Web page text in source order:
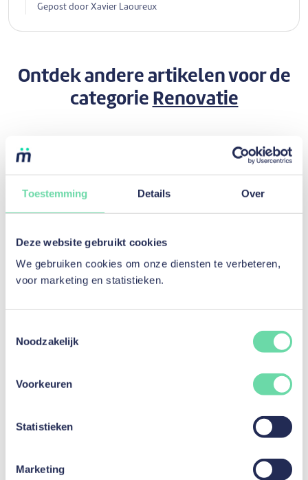
Toestemming Details Over
Deze website gebruikt cookies
We gebruiken cookies om onze diensten te verbeteren,
voor marketing en statistieken.
Noodzakelijk
Voorkeuren
Statistieken
Marketing
Gepost door Xavier Laoureux
Ontdek andere artikelen voor de
categorie Renovatie